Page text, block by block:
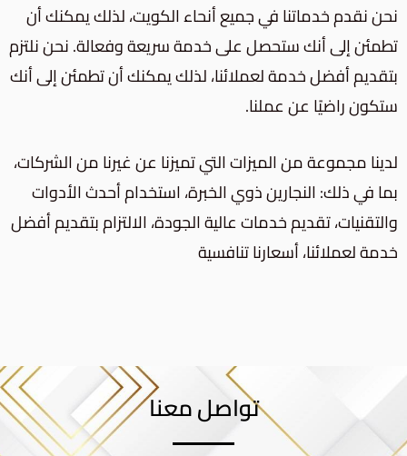
نحن نقدم خدماتنا في جميع أنحاء الكويت، لذلك يمكنك أن
تطمئن إلى أنك ستحصل على خدمة سريعة وفعالة. نحن نلتزم
بتقديم أفضل خدمة لعملائنا، لذلك يمكنك أن تطمئن إلى أنك
ستكون راضيًا عن عملنا.
لدينا مجموعة من الميزات التي تميزنا عن غيرنا من الشركات،
بما في ذلك: النجارين ذوي الخبرة، استخدام أحدث الأدوات
والتقنيات، تقديم خدمات عالية الجودة، الالتزام بتقديم أفضل
خدمة لعملائنا، أسعارنا تنافسية
تواصل معنا